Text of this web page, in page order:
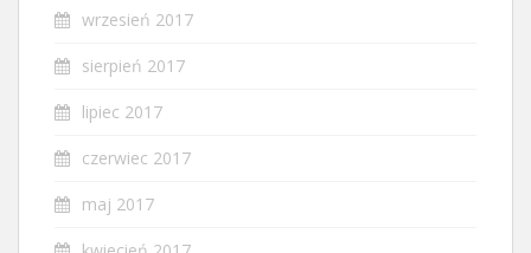
wrzesień 2017
sierpień 2017
lipiec 2017
czerwiec 2017
maj 2017